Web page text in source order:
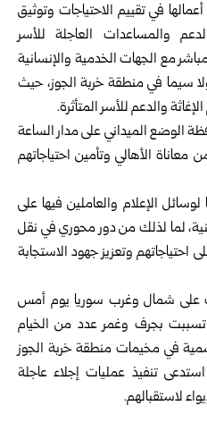
في تقييم الاحتياجات وتوثيق
والمساعدات العاجلة للأسر
مع الجهات الخدمية والإنسانية
سيما في منطقة خربة الجوز، حيث
والدعم للأسر المتأثرة.
الوضع الميداني على مدار الساعة
الأهالي وتأمين احتياجاتهم
الإعلام والعاملين فيها على
لما لذلك من دور محوري في نقل
احتياجاتهم وتعزيز جهود الاستجابة
على شمال وغرب سوريا يوم أمس
بجرف وغمر عدد من الخيام
في مخيمات منطقة خربة الجوز
استدعى تنفيذ عمليات إجلاء عاجلة
لاستقبالهم.